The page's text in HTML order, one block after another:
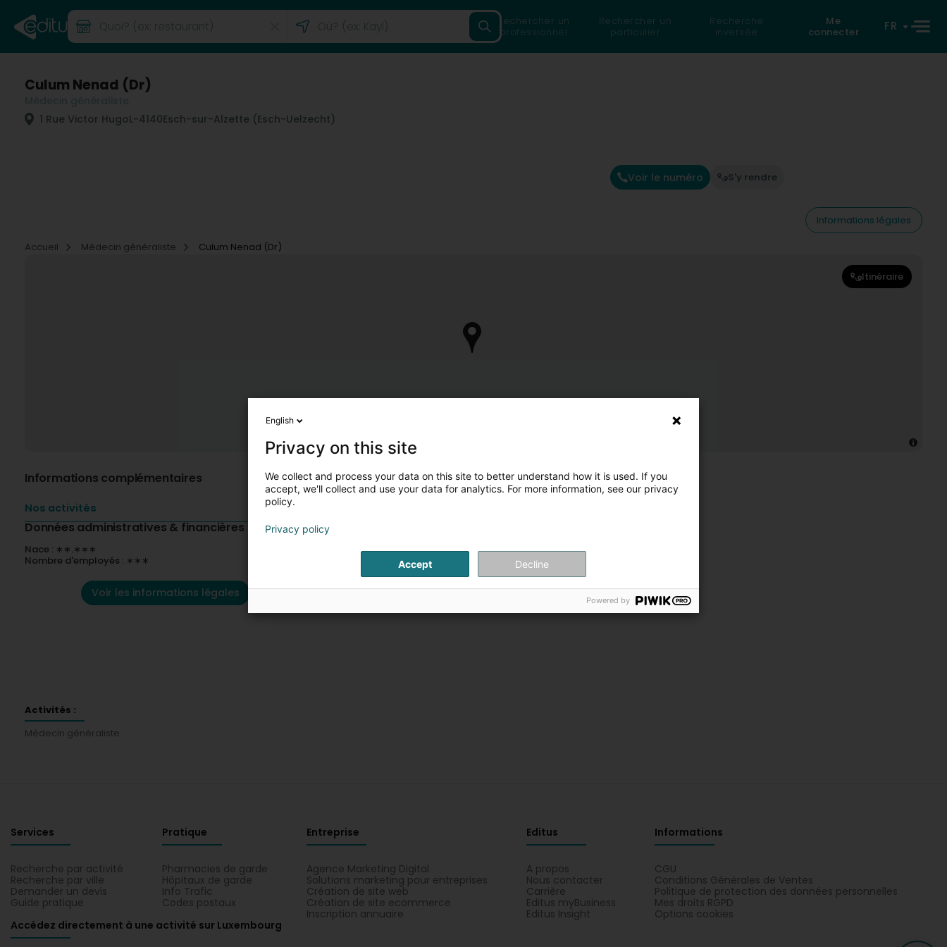
Rechercher un
professionnel
Rechercher un
particulier
Recherche
inversée
Me
connecter
FR
Culum Nenad (Dr)
1 Rue Victor HugoL-4140Esch-sur-Alzette (Esch-Uelzecht)
Voir le numéro S'y rendre
Informations légales
Accueil
Médecin généraliste Culum Nenad (Dr)
Itinéraire
Informations complémentaires
Nos activités
Données administratives & financières
Nace : ∗∗.∗∗∗
Nombre d'employés : ∗∗∗
Voir les informations légales
Activités :
Médecin généraliste
Services
Recherche par activité
Recherche par ville
Demander un devis
Guide pratique
Pratique
Pharmacies de garde
Hôpitaux de garde
Info Trafic
Codes postaux
Entreprise
Agence Marketing Digital
Solutions marketing pour entreprises
Création de site web
Création de site ecommerce
Inscription annuaire
Editus
A propos
Nous contacter
Carrière
Editus myBusiness
Editus Insight
Informations
CGU
Conditions Générales de Ventes
Politique de protection des données personnelles
Mes droits RGPD
Options cookies
Accédez directement à une activité sur Luxembourg
English
Privacy on this site
We collect and process your data on this site to better understand how it is used. If you
accept, we'll collect and use your data for analytics. For more information, see our privacy
policy.
Privacy policy
Accept Decline
Powered by